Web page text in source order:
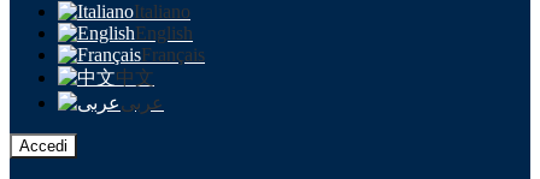
Italiano
English
Français
中文
عربى
Accedi